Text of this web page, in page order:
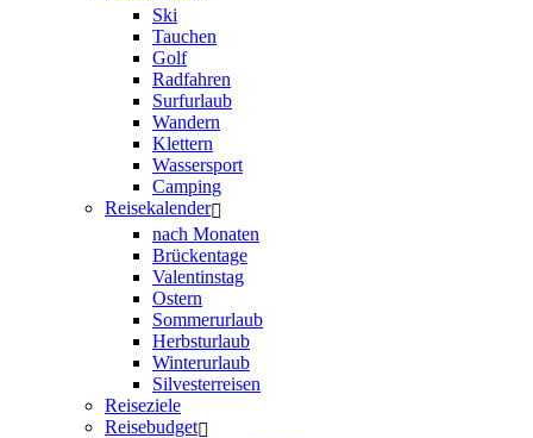
Ski
Tauchen
Golf
Radfahren
Surfurlaub
Wandern
Klettern
Wassersport
Camping
Reisekalender
nach Monaten
Brückentage
Valentinstag
Ostern
Sommerurlaub
Herbsturlaub
Winterurlaub
Silvesterreisen
Reiseziele
Reisebudget